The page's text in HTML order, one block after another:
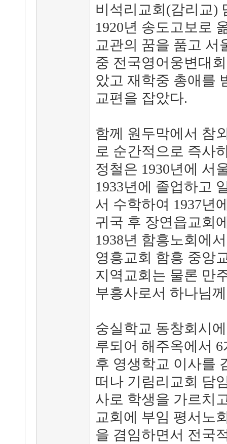
비석리교회(감리교)
1920년 송도고보로
교관의 꿈을 품고 서
중 전국영어웅변대
았고 재학중 총애를
교편을 잡았다.
함께 원두막에서 참
로 순간적으로 즉사
정철은 1930년에 서
1933년에 졸업하고
서 수학하여 1937년
귀국 후 장연읍교회
1938년 함흥노회에
영흥교회 함흥 중앙
지역교회는 물론 만
부흥사로서 하나님
숭실학교 동창회시
루되어 해주옥에서
후 영생학교 이사를
떠나 기림리교회 담
사로 학생을 가르치
교회에 부임 평서노
을 겸임하면서 전국